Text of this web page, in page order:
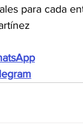
para cada